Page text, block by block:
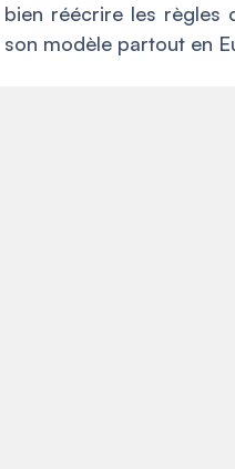
réécrire les règles
modèle partout en